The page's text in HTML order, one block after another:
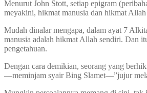
Menurut John Stott, setiap epigram
meyakini, hikmat manusia dan hikmat
Mudah dinalar mengapa, dalam ayat 7
manusia adalah hikmat Allah sendiri. Dan
pengetahuan.
Dengan cara demikian, seorang yang
—meminjam syair Bing Slamet—”jujur